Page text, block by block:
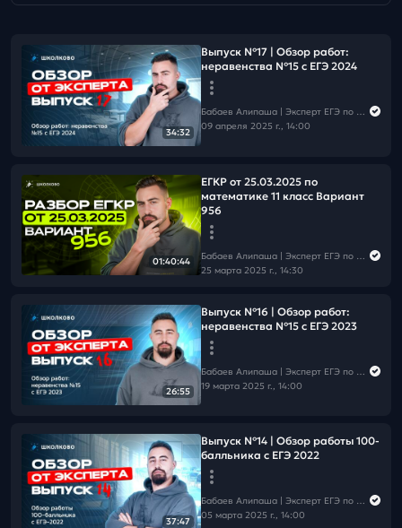
34:32
Выпуск №17 | Обзор работ:
неравенства №15 с ЕГЭ 2024
Бабаев Алипаша | Эксперт ЕГЭ по математике | ЕГЭ 2026
09 апреля 2025 г., 14:00
01:40:44
ЕГКР от 25.03.2025 по
математике 11 класс Вариант
956
Бабаев Алипаша | Эксперт ЕГЭ по математике | ЕГЭ 2026
25 марта 2025 г., 14:30
26:55
Выпуск №16 | Обзор работ:
неравенства №15 с ЕГЭ 2023
Бабаев Алипаша | Эксперт ЕГЭ по математике | ЕГЭ 2026
19 марта 2025 г., 14:00
37:47
Выпуск №14 | Обзор работы 100-
балльника с ЕГЭ 2022
Бабаев Алипаша | Эксперт ЕГЭ по математике | ЕГЭ 2026
05 марта 2025 г., 14:00